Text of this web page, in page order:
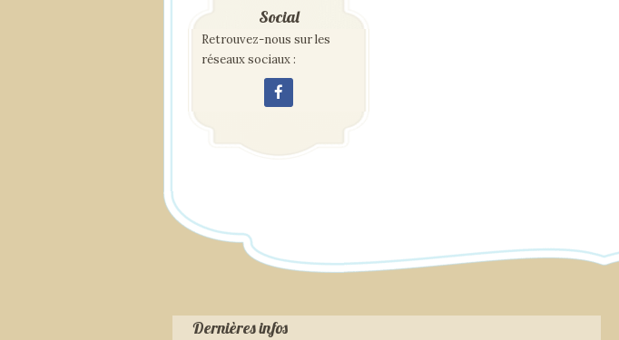
Social
Retrouvez-nous sur les
réseaux sociaux :
Dernières infos